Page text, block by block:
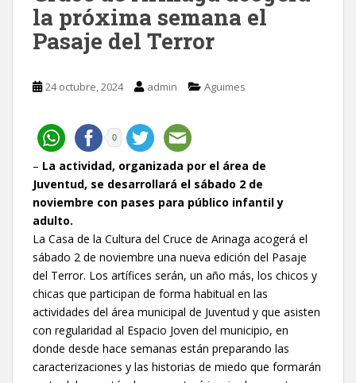
la próxima semana el
Pasaje del Terror
24 octubre, 2024 admin Agüimes
0
– La actividad, organizada por el área de
Juventud, se desarrollará el sábado 2 de
noviembre con pases para público infantil y
adulto.
La Casa de la Cultura del Cruce de Arinaga acogerá el
sábado 2 de noviembre una nueva edición del Pasaje
del Terror. Los artífices serán, un año más, los chicos y
chicas que participan de forma habitual en las
actividades del área municipal de Juventud y que asisten
con regularidad al Espacio Joven del municipio, en
donde desde hace semanas están preparando las
caracterizaciones y las historias de miedo que formarán